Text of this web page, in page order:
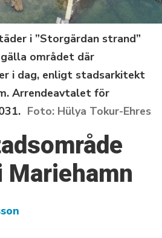
i ”Storgärdan strand”
området där
i dag, enligt stadsarkitekt
Arrendeavtalet för
Hülya Tokur-Ehres